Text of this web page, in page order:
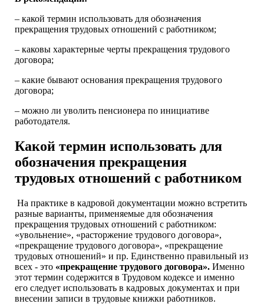
– какой термин использовать для обозначения
прекращения трудовых отношений с работником;
– каковы характерные черты прекращения трудового
договора;
– какие бывают основания прекращения трудового
договора;
– можно ли уволить пенсионера по инициативе
работодателя.
Какой термин использовать для
обозначения прекращения
трудовых отношений с работником
На практике в кадровой документации можно встретить
разные варианты, применяемые для обозначения
прекращения трудовых отношений с работником:
«увольнение», «расторжение трудового договора»,
«прекращение трудового договора», «прекращение
трудовых отношений» и пр. Единственно правильный из
всех - это «прекращение трудового договора». Именно
этот термин содержится в Трудовом кодексе и именно
его следует использовать в кадровых документах и при
внесении записи в трудовые книжки работников.